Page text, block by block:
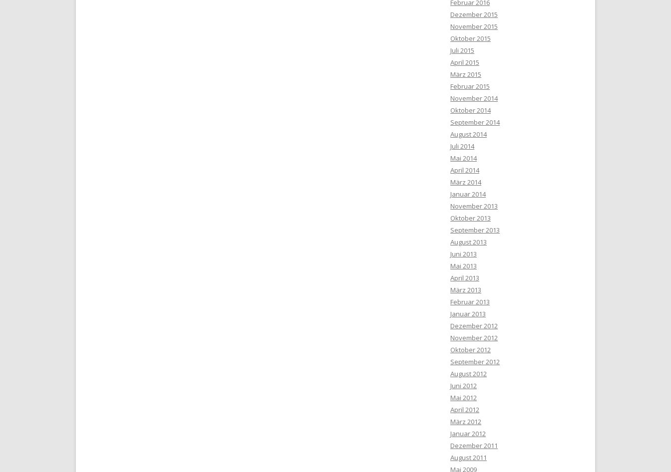
Februar 2016
Dezember 2015
November 2015
Oktober 2015
Juli 2015
April 2015
März 2015
Februar 2015
November 2014
Oktober 2014
September 2014
August 2014
Juli 2014
Mai 2014
April 2014
März 2014
Januar 2014
November 2013
Oktober 2013
September 2013
August 2013
Juni 2013
Mai 2013
April 2013
März 2013
Februar 2013
Januar 2013
Dezember 2012
November 2012
Oktober 2012
September 2012
August 2012
Juni 2012
Mai 2012
April 2012
März 2012
Januar 2012
Dezember 2011
August 2011
Mai 2009